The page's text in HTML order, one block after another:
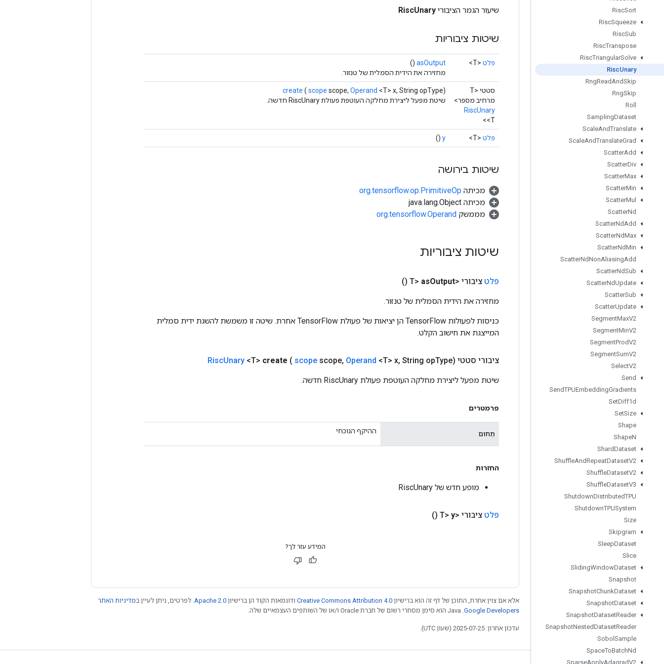
RiscSort
RiscSqueeze
RiscSub
RiscTranspose
RiscTriangularSolve
RiscUnary
RngReadAndSkip
RngSkip
Roll
SamplingDataset
ScaleAndTranslate
ScaleAndTranslateGrad
ScatterAdd
ScatterDiv
ScatterMax
ScatterMin
ScatterMul
ScatterNd
ScatterNdAdd
ScatterNdMax
ScatterNdMin
ScatterNdNonAliasingAdd
ScatterNdSub
ScatterNdUpdate
ScatterSub
ScatterUpdate
SegmentMaxV2
SegmentMinV2
SegmentProdV2
SegmentSumV2
SelectV2
Send
SendTPUEmbeddingGradients
SetDiff1d
SetSize
Shape
ShapeN
ShardDataset
ShuffleAndRepeatDatasetV2
ShuffleDatasetV2
ShuffleDatasetV3
ShutdownDistributedTPU
ShutdownTPUSystem
Size
Skipgram
SleepDataset
Slice
SlidingWindowDataset
Snapshot
SnapshotChunkDataset
SnapshotDataset
SnapshotDatasetReader
SnapshotNestedDatasetReader
Sobol Sample
SpaceToBatchNd
SparseApplyAdagradV2
שיעור הגמר הציבורי RiscUnary
שיטות ציבוריות
פלט <T>
asOutput
()
מחזירה את הידית הסמלית של טנזור.
סטטי <T
מרחיב מספר>
RiscUnary
<T>
create ( scope scope, Operand <T> x, String opType)
שיטת מפעל ליצירת מחלקה העוטפת פעולת RiscUnary חדשה.
פלט <T>
y
()
שיטות בירושה
מכיתה org.tensorflow.op.PrimitiveOp
מכיתה java.lang.Object
מממשק org.tensorflow.Operand
שיטות ציבוריות
פלט ציבורי <T> asOutput
()
מחזירה את הידית הסמלית של טנזור.
כניסות לפעולות TensorFlow הן יציאות של פעולת TensorFlow אחרת. שיטה זו משמשת להשגת ידית סמלית
המייצגת את חישוב הקלט.
ציבורי סטטי RiscUnary <T> create ( scope scope, Operand <T> x, String opType)
שיטת מפעל ליצירת מחלקה העוטפת פעולת RiscUnary חדשה.
פרמטרים
תְחוּם ההיקף הנוכחי
החזרות
מופע חדש של RiscUnary
פלט ציבורי <T>y
()
המידע עזר לך?
אלא אם צוין אחרת, התוכן של דף זה הוא ברישיון Creative Commons Attribution 4.0 ודוגמאות הקוד הן ברישיון Apache 2.0 . לפרטים, ניתן לעיין במדיניות האתר
Google Developers‏
עדכון אחרון: 2025-07-25 (שעון UTC).